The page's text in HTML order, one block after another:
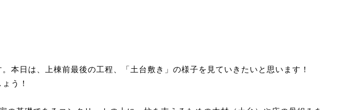
本日は、上棟前最後の工程、「土台敷き」の様子を見ていきたいと思います！
う！